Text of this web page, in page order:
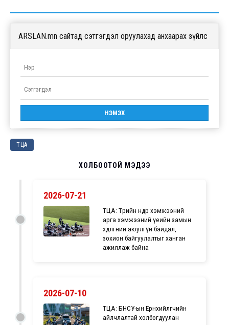
ARSLAN.mn сайтад сэтгэгдэл оруулахад анхаарах зүйлс
ТЦА
ХОЛБООТОЙ МЭДЭЭ
2026-07-21
ТЦА: Төрийн өндөр хэмжээний
арга хэмжээний үеийн замын
хөдөлгөөний аюулгүй байдал,
зохион байгуулалтыг ханган
ажиллаж байна
2026-07-10
ТЦА: БНСУ-ын Ерөнхийлөгчийн
айлчлалтай холбогдуулан